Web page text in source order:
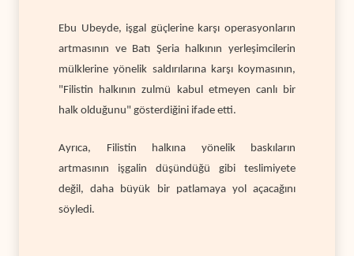
Ebu Ubeyde, işgal güçlerine karşı operasyonların
artmasının ve Batı Şeria halkının yerleşimcilerin
mülklerine yönelik saldırılarına karşı koymasının,
"Filistin halkının zulmü kabul etmeyen canlı bir
halk olduğunu" gösterdiğini ifade etti.
Ayrıca, Filistin halkına yönelik baskıların
artmasının işgalin düşündüğü gibi teslimiyete
değil, daha büyük bir patlamaya yol açacağını
söyledi.